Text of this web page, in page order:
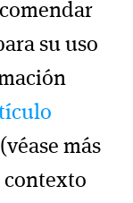
su uso
(véase más
contexto